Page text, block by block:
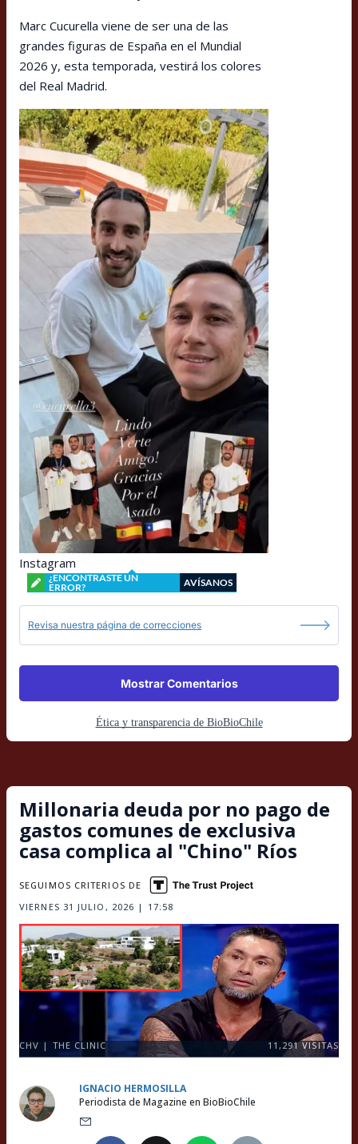
Marc Cucurella viene de ser una de las
grandes figuras de España en el Mundial
2026 y, esta temporada, vestirá los colores
del Real Madrid.
Instagram
¿ENCONTRASTE UN
ERROR?
AVÍSANOS
Revisa nuestra página de correcciones
Mostrar Comentarios
Ética y transparencia de BioBioChile
Millonaria deuda por no pago de
gastos comunes de exclusiva
casa complica al "Chino" Ríos
VIERNES 31 JULIO, 2026 | 17:58
SEGUIMOS CRITERIOS DE
CHV | THE CLINIC 11,291VISITAS
IGNACIO HERMOSILLA
Periodista de Magazine en BioBioChile